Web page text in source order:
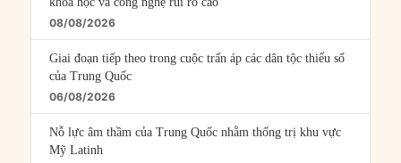
08/08/2026
Giai đoạn tiếp theo trong cuộc trấn áp các dân tộc thiểu số
của Trung Quốc
06/08/2026
Nỗ lực âm thầm của Trung Quốc nhằm thống trị khu vực
Mỹ Latinh